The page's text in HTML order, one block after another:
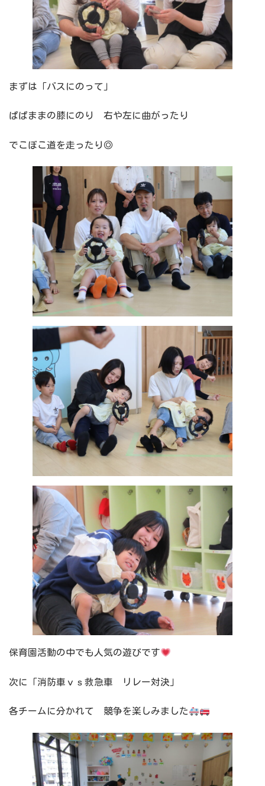
まずは「バスにのって」
ぱぱままの膝にのり 右や左に曲がったり
でこぼこ道を走ったり◎
保育園活動の中でも人気の遊びです
次に「消防車ｖｓ救急車 リレー対決」
各チームに分かれて 競争を楽しみました